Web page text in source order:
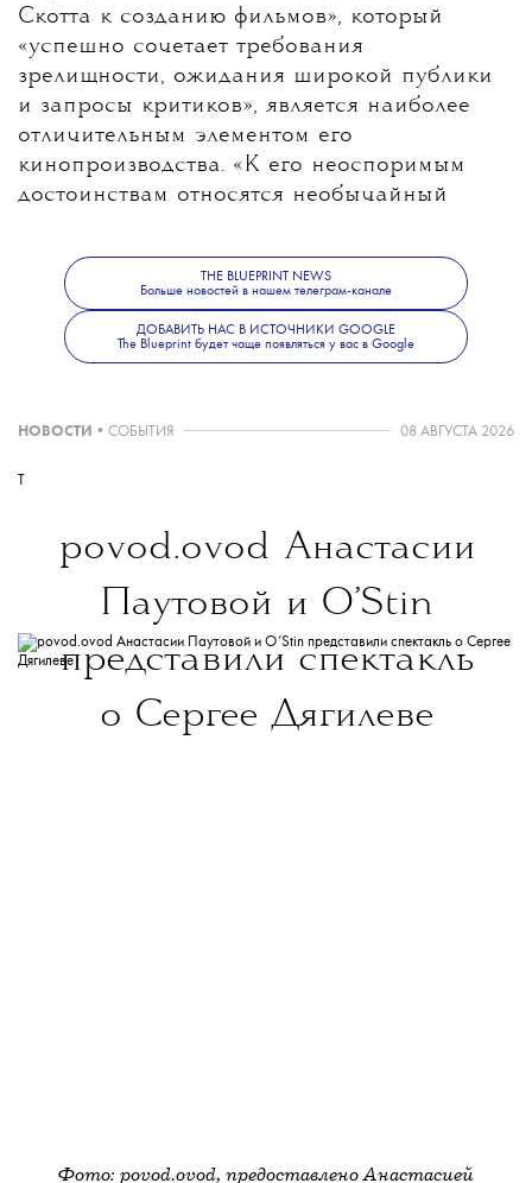
Скотта к созданию фильмов», который
«успешно сочетает требования
зрелищности, ожидания широкой публики
и запросы критиков», является наиболее
отличительным элементом его
кинопроизводства. «К его неоспоримым
достоинствам относятся необычайный
вкус, которые он демонстрирует при
создании роскошных барочных
и графически величественных образов,
сопровождаемых редким и бесценным
Венецианского кинофестиваля и объявили
которого они будут награждать
выдающихся кинодеятелей премией Cartier
Glory to the Filmmaker. Награда будет
присуждаться личностям, которые внесли
особый вклад в развитие современной
киноиндустрии.
THE BLUEPRINT NEWS
Больше новостей в нашем телеграм-канале
ДОБАВИТЬ НАС В ИСТОЧНИКИ GOOGLE
The Blueprint будет чаще появляться у вас в Google
НОВОСТИ • СОБЫТИЯ 08 АВГУСТА 2026
T
povod.ovod Анастасии
Паутовой и O’Stin
представили спектакль
о Сергее Дягилеве
Фото: povod.ovod, предоставлено Анастасией